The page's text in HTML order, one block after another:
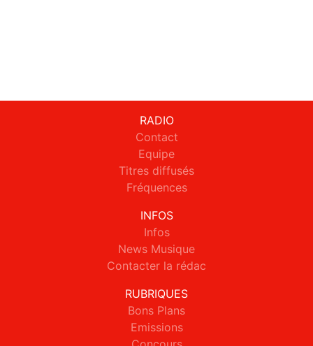
RADIO
Contact
Equipe
Titres diffusés
Fréquences
INFOS
Infos
News Musique
Contacter la rédac
RUBRIQUES
Bons Plans
Emissions